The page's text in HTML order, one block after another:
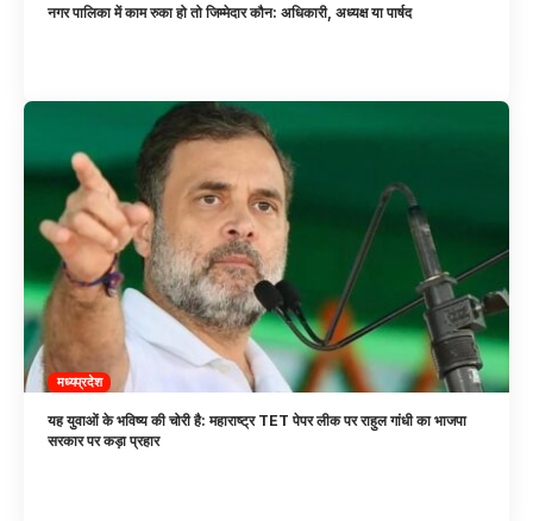
नगर पालिका में काम रुका हो तो जिम्मेदार कौन: अधिकारी, अध्यक्ष या पार्षद
मध्यप्रदेश
यह युवाओं के भविष्य की चोरी है: महाराष्ट्र TET पेपर लीक पर राहुल गांधी का भाजपा
सरकार पर कड़ा प्रहार